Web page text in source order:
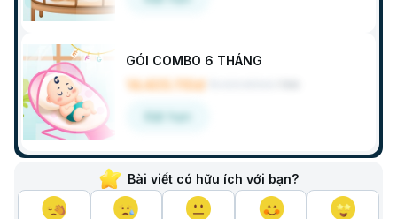
GÓI COMBO 6 THÁNG
14.405.110đ
Đặt hẹn
Bài viết có hữu ích với bạn?